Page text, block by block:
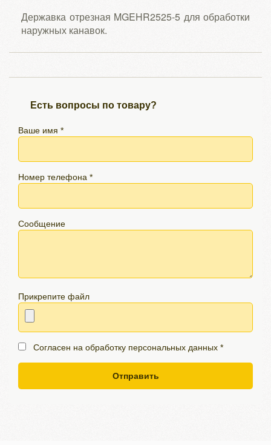
Державка отрезная MGEHR2525-5 для обработки
наружных канавок.
Есть вопросы по товару?
Ваше имя *
Номер телефона *
Сообщение
Прикрепите файл
Согласен на обработку персональных данных *
Отправить